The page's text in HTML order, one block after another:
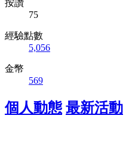
按讚
75
經驗點數
5,056
金幣
569
個人動態 最新活動